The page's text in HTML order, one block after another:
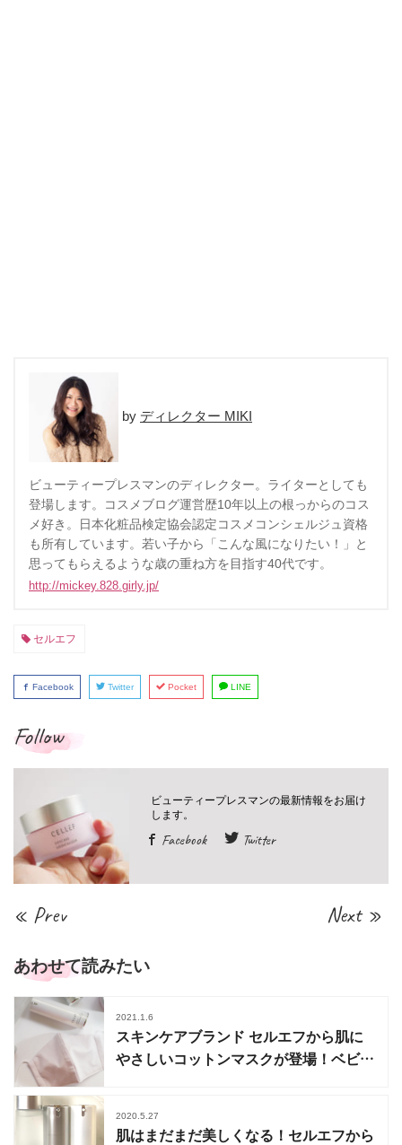
ディレクター MIKI
ビューティープレスマンのディレクター。ライターとしても
登場します。コスメブログ運営歴10年以上の根っからのコス
メ好き。日本化粧品検定協会認定コスメコンシェルジュ資格
も所有しています。若い子から「こんな風になりたい！」と
思ってもらえるような歳の重ね方を目指す40代です。
http://mickey.828.girly.jp/
セルエフ
Facebook Twitter Pocket LINE
Follow
Facebook Twitter
« Prev Next »
あわせて読みたい
2021.1.6
スキンケアブランド セルエフから肌に
やさしいコットンマスクが登場！ベビー
2020.5.27
肌はまだまだ美しくなる！セルエフから